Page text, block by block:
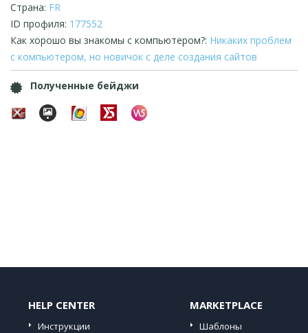
Страна: FR
ID профиля: 177552
Как хорошо вы знакомы с компьютером?: Никаких проблем
с компьютером, но новичок с деле создания сайтов
Полученные бейджи
HELP CENTER
Инструкции
MARKETPLACE
Шаблоны